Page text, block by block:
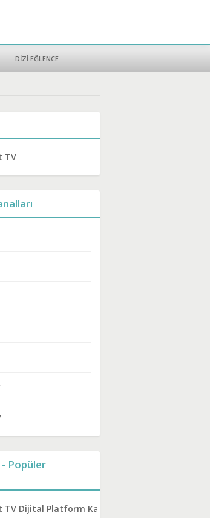
DİZİ EĞLENCE
TV
Popüler
TV Dijital Platform Kanal No